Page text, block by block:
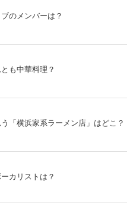
のメンバーは？
も中華料理？
「横浜家系ラーメン店」はどこ？
カリストは？